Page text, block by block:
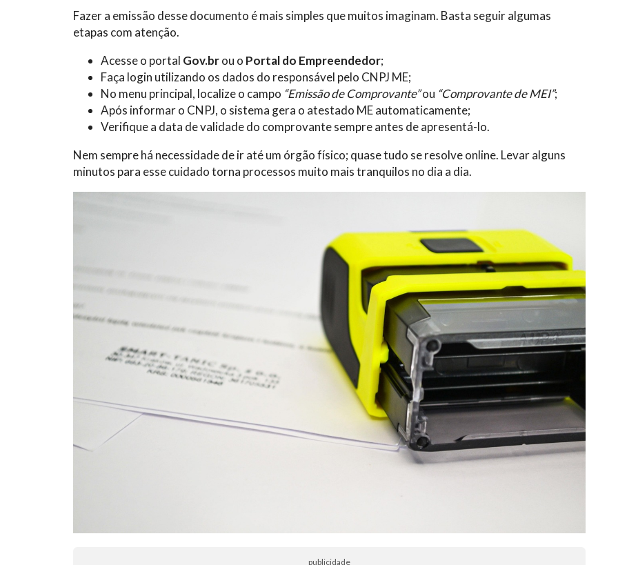
Fazer a emissão desse documento é mais simples que muitos imaginam. Basta seguir algumas
etapas com atenção.
Acesse o portal Gov.brou o Portal do Empreendedor;
Faça login utilizando os dados do responsável pelo CNPJ ME;
No menu principal, localize o campo “Emissão de Comprovante”ou “Comprovante de MEI”;
Após informar o CNPJ, o sistema gera o atestado ME automaticamente;
Verifique a data de validade do comprovante sempre antes de apresentá-lo.
Nem sempre há necessidade de ir até um órgão físico; quase tudo se resolve online. Levar alguns
minutos para esse cuidado torna processos muito mais tranquilos no dia a dia.
publicidade